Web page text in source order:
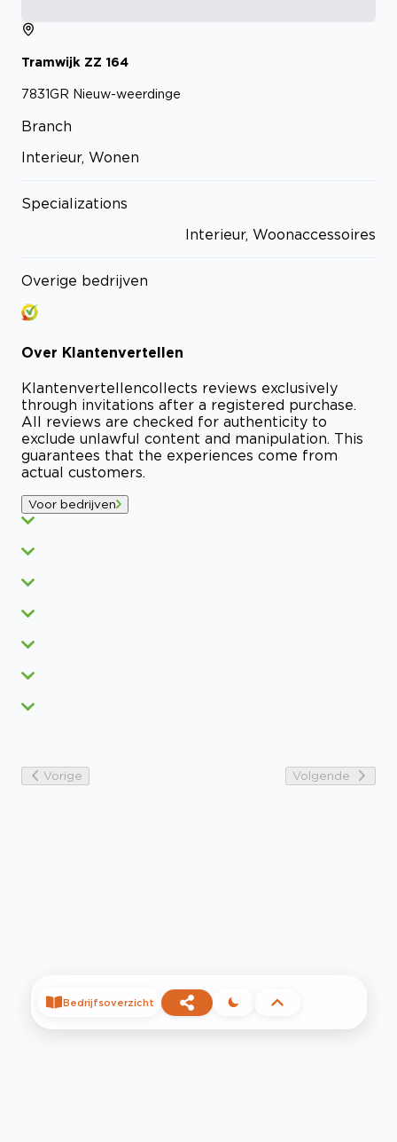
Tramwijk ZZ 164
7831GR Nieuw-weerdinge
Branch
Interieur, Wonen
Specializations
Interieur, Woonaccessoires
Overige bedrijven
Over Klantenvertellen
Klantenvertellencollects reviews exclusively
through invitations after a registered purchase.
All reviews are checked for authenticity to
exclude unlawful content and manipulation. This
guarantees that the experiences come from
actual customers.
Voor bedrijven
Vorige Volgende
Bedrijfsoverzicht